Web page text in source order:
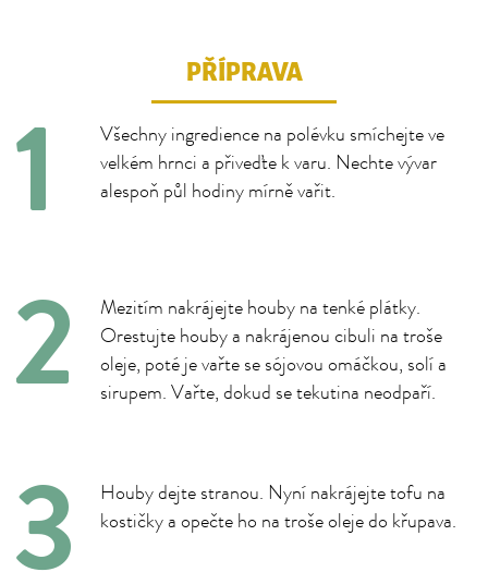
PŘÍPRAVA
Všechny ingredience na polévku smíchejte ve
velkém hrnci a přiveďte k varu. Nechte vývar
alespoň půl hodiny mírně vařit.
Mezitím nakrájejte houby na tenké plátky.
Orestujte houby a nakrájenou cibuli na troše
oleje, poté je vařte se sójovou omáčkou, solí a
sirupem. Vařte, dokud se tekutina neodpaří.
Houby dejte stranou. Nyní nakrájejte tofu na
kostičky a opečte ho na troše oleje do křupava.